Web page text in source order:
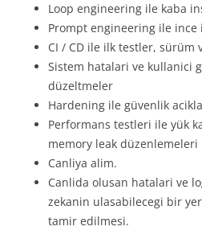
Loop engineering ile kaba
Prompt engineering ile
CI / CD ile ilk testler, sürüm
Sistem hatalari ve kullanici
düzeltmeler
Hardening ile güvenlik
Performans testleri ile yük
memory leak düzenlemeleri
Canliya alim.
Canlida olusan hatalari ve
zekanin ulasabilecegi bir
tamir edilmesi.